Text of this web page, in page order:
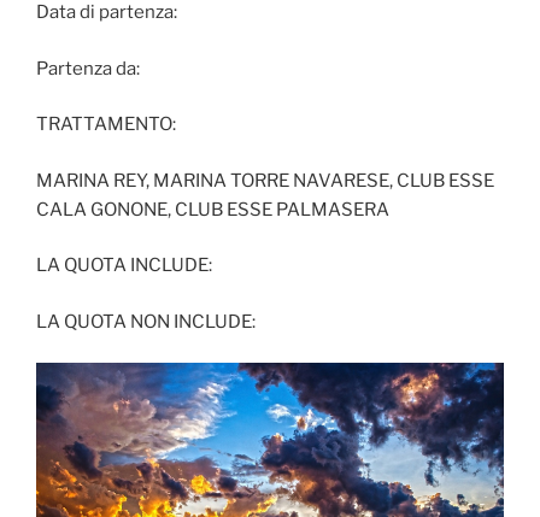
Data di partenza:
Partenza da:
TRATTAMENTO:
MARINA REY, MARINA TORRE NAVARESE, CLUB ESSE
CALA GONONE, CLUB ESSE PALMASERA
LA QUOTA INCLUDE:
LA QUOTA NON INCLUDE: